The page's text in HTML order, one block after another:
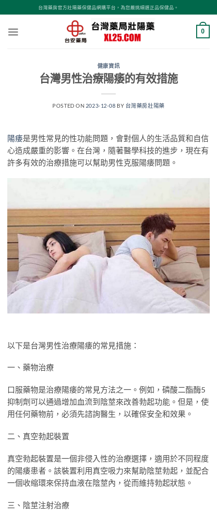
轉
台灣藥房官方壯陽藥保健品網購平台，為您嚴挑細選正品保健品。
0
健康資訊
台灣男性治療陽痿的有效措施
POSTED ON 2023-12-08 BY 台灣藥房壯陽藥
陽痿是男性常見的性功能問題，會對個人的生活品質和自信
心造成嚴重的影響。在台灣，隨著醫學科技的進步，現在有
許多有效的治療措施可以幫助男性克服陽痿問題。
以下是台灣男性治療陽痿的常見措施：
一、藥物治療
口服藥物是治療陽痿的常見方法之一。例如，磷酸二酯酶5
抑制劑可以通過增加血流到陰莖來改善勃起功能。但是，使
用任何藥物前，必須先諮詢醫生，以確保安全和效果。
二、真空勃起裝置
真空勃起裝置是一個非侵入性的治療選擇，適用於不同程度
的陽痿患者。該裝置利用真空吸力來幫助陰莖勃起，並配合
一個收缩環來保持血液在陰莖內，從而維持勃起狀態。
三、陰莖注射治療